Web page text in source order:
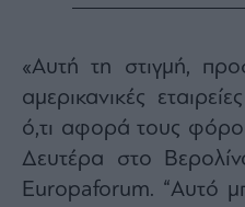
Monocle
Mononews100
«Αυτή τη στιγμή,
αμερικανικές
ό,τι αφορά τους
Δευτέρα στο
Europaforum. “Αυτό